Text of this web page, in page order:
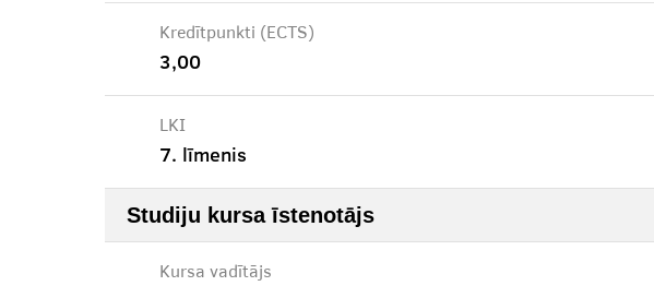
Kredītpunkti (ECTS)
3,00
LKI
7. līmenis
Studiju kursa īstenotājs
Kursa vadītājs